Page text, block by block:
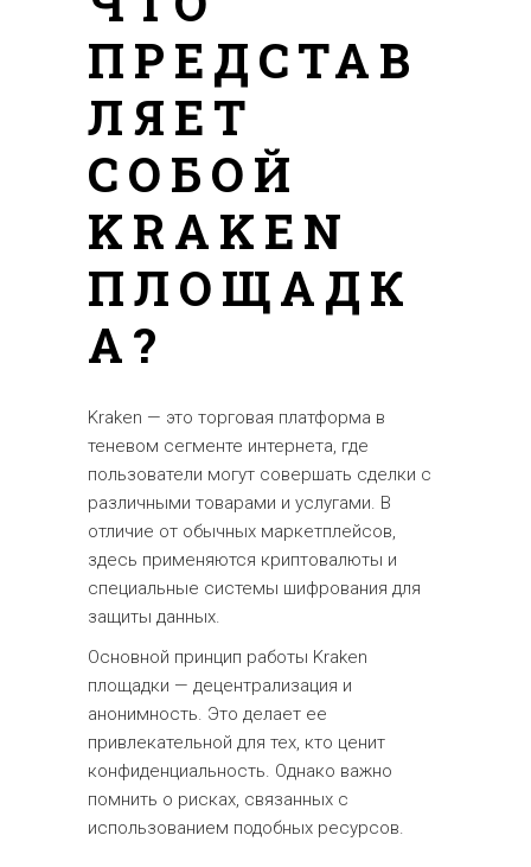
ПРЕДСТАВ
ЛЯЕТ
СОБОЙ
KRAKEN
ПЛОЩАДК
А?
Kraken — это торговая платформа в
теневом сегменте интернета, где
пользователи могут совершать сделки с
различными товарами и услугами. В
отличие от обычных маркетплейсов,
здесь применяются криптовалюты и
специальные системы шифрования для
защиты данных.
Основной принцип работы Kraken
площадки — децентрализация и
анонимность. Это делает ее
привлекательной для тех, кто ценит
конфиденциальность. Однако важно
помнить о рисках, связанных с
использованием подобных ресурсов.